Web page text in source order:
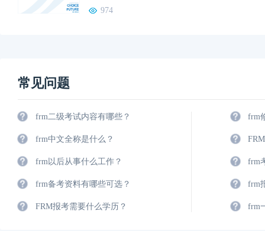
974
常见问题
frm二级考试内容有哪些？
frm中文全称是什么？
frm以后从事什么工作？
frm备考资料有哪些可选？
FRM报考需要什么学历？
frm
frm
frm
frm